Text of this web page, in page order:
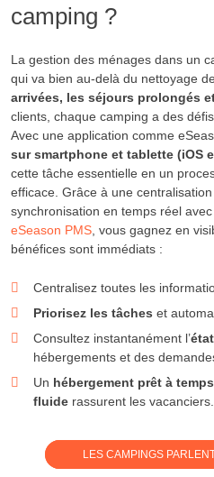
camping ?
La gestion des ménages dans un
qui va bien au-delà du nettoyage
arrivées, les séjours prolongés
clients, chaque camping a des
Avec une application comme
sur smartphone et tablette (iOS
cette tâche essentielle en un
efficace. Grâce à une
synchronisation en temps réel avec
eSeason PMS, vous gagnez en
bénéfices sont immédiats :
Centralisez toutes les
Priorisez les tâches et
Consultez instantanément l’
hébergements et des
Un hébergement prêt à
fluide rassurent les vacanciers.
LES CAMPINGS